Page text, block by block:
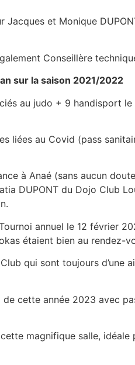
et Monique
Conseillère
sur la saison 2021/2022
au judo + 9 handisport
liées au Covid (pass
à Anaé (sans aucun
DUPONT du Dojo Club
annuel le 12 février
étaient bien au rendez-
qui sont toujours d’une
cette année 2023 avec
magnifique salle,